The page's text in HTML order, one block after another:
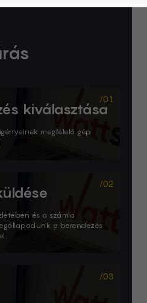
kiválasztása
megfelelő gép
és a számla
a berendezés